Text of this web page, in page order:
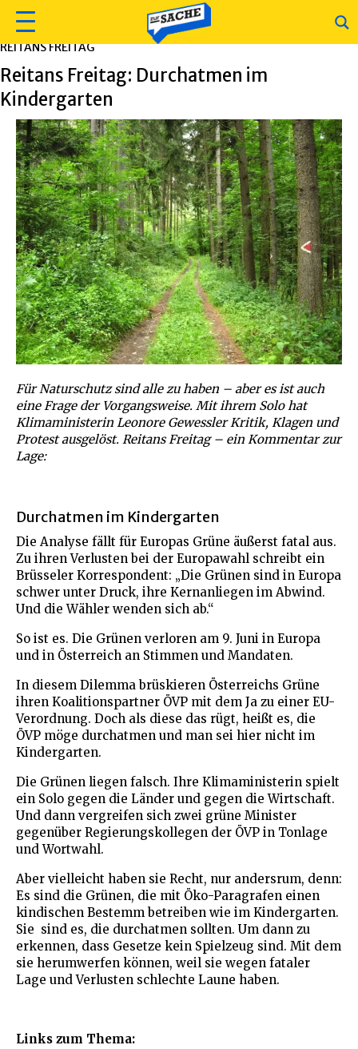
REITANS FREITAG
Reitans Freitag: Durchatmen im
Kindergarten
Für Naturschutz sind alle zu haben – aber es ist auch
eine Frage der Vorgangsweise. Mit ihrem Solo hat
Klimaministerin Leonore Gewessler Kritik, Klagen und
Protest ausgelöst. Reitans Freitag – ein Kommentar zur
Lage:
Durchatmen im Kindergarten
Die Analyse fällt für Europas Grüne äußerst fatal aus.
Zu ihren Verlusten bei der Europawahl schreibt ein
Brüsseler Korrespondent: „Die Grünen sind in Europa
schwer unter Druck, ihre Kernanliegen im Abwind.
Und die Wähler wenden sich ab.“
So ist es. Die Grünen verloren am 9. Juni in Europa
und in Österreich an Stimmen und Mandaten.
In diesem Dilemma brüskieren Österreichs Grüne
ihren Koalitionspartner ÖVP mit dem Ja zu einer EU-
Verordnung. Doch als diese das rügt, heißt es, die
ÖVP möge durchatmen und man sei hier nicht im
Kindergarten.
Die Grünen liegen falsch. Ihre Klimaministerin spielt
ein Solo gegen die Länder und gegen die Wirtschaft.
Und dann vergreifen sich zwei grüne Minister
gegenüber Regierungskollegen der ÖVP in Tonlage
und Wortwahl.
Aber vielleicht haben sie Recht, nur andersrum, denn:
Es sind die Grünen, die mit Öko-Paragrafen einen
kindischen Bestemm betreiben wie im Kindergarten.
Sie sind es, die durchatmen sollten. Um dann zu
erkennen, dass Gesetze kein Spielzeug sind. Mit dem
sie herumwerfen können, weil sie wegen fataler
Lage und Verlusten schlechte Laune haben.
Links zum Thema: